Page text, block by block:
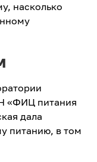
насколько
«ФИЦ питания
дала
питанию, в том